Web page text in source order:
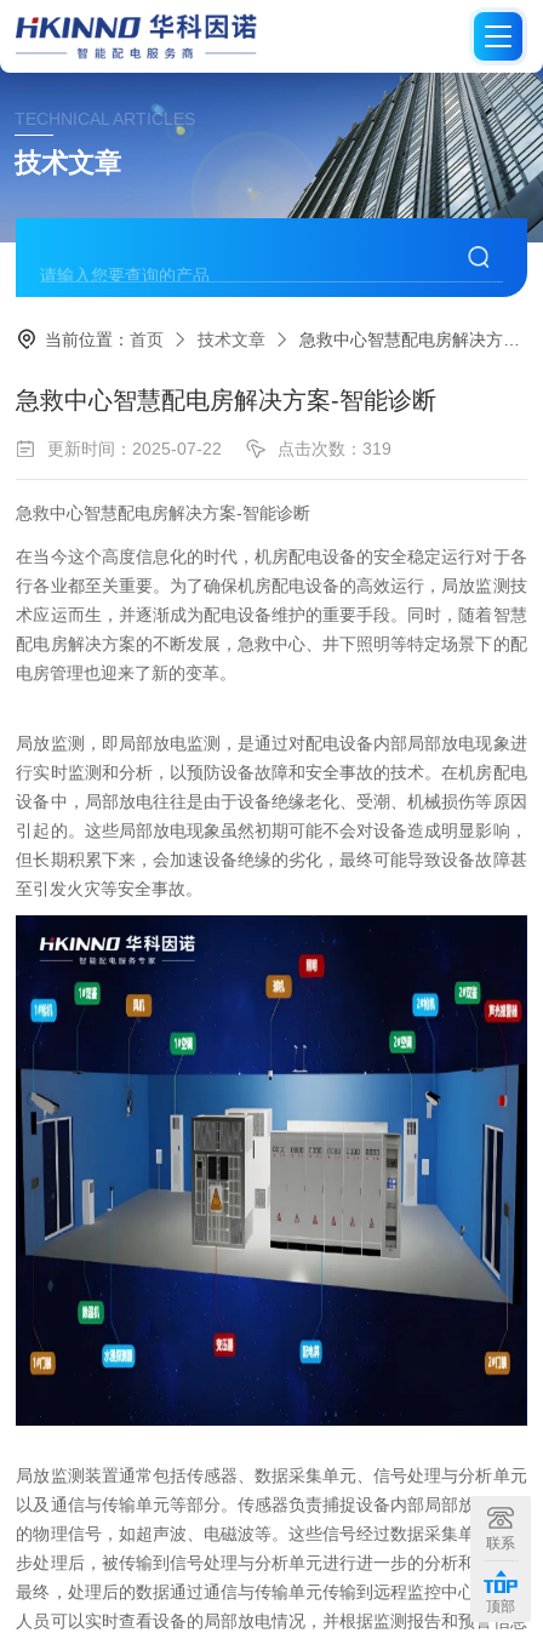
TECHNICAL ARTICLES
技术文章
当前位置：首页 技术文章 急救中心智慧配电房解决方案-智能诊断
急救中心智慧配电房解决方案-智能诊断
更新时间：2025-07-22 点击次数：319
急救中心智慧配电房解决方案-智能诊断
在当今这个高度信息化的时代，机房配电设备的安全稳定运行对于各
行各业都至关重要。为了确保机房配电设备的高效运行，局放监测技
术应运而生，并逐渐成为配电设备维护的重要手段。同时，随着智慧
配电房解决方案的不断发展，急救中心、井下照明等特定场景下的配
电房管理也迎来了新的变革。
局放监测，即局部放电监测，是通过对配电设备内部局部放电现象进
行实时监测和分析，以预防设备故障和安全事故的技术。在机房配电
设备中，局部放电往往是由于设备绝缘老化、受潮、机械损伤等原因
引起的。这些局部放电现象虽然初期可能不会对设备造成明显影响，
但长期积累下来，会加速设备绝缘的劣化，最终可能导致设备故障甚
至引发火灾等安全事故。
局放监测装置通常包括传感器、数据采集单元、信号处理与分析单元
以及通信与传输单元等部分。传感器负责捕捉设备内部局部放电产生
的物理信号，如超声波、电磁波等。这些信号经过数据采集单元的初
步处理后，被传输到信号处理与分析单元进行进一步的分析和判断。
最终，处理后的数据通过通信与传输单元传输到远程监控中心，运维
人员可以实时查看设备的局部放电情况，并根据监测报告和预警信息
联系
顶部